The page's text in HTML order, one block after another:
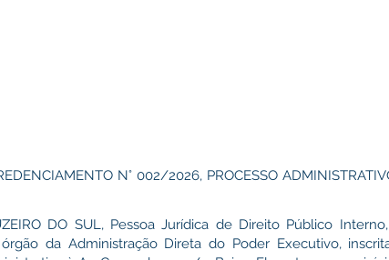
N° 002/2026, PROCESSO
DO SUL, Pessoa Jurídica de Direito Público
órgão da Administração Direta do Poder Executivo,